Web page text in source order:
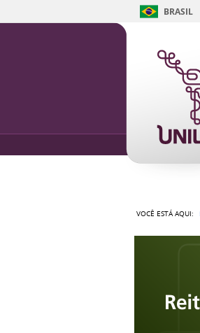
BRASIL
VOCÊ ESTÁ AQUI: